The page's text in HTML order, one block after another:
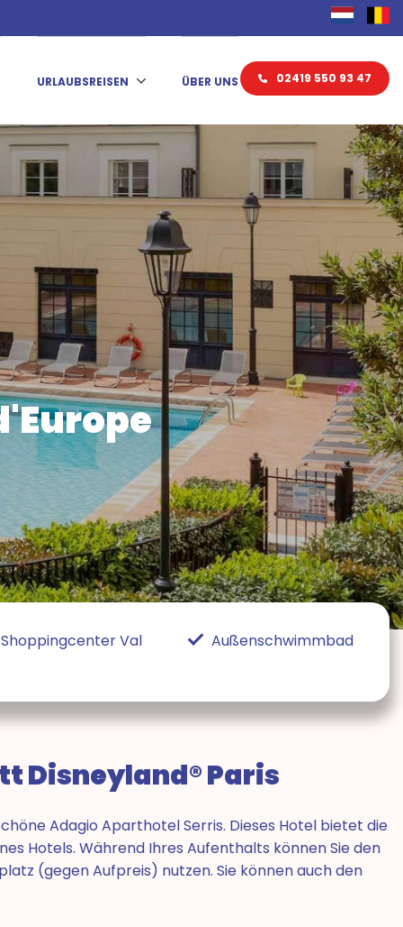
URLAUBSREISEN ÜBER UNS 02419 550 93 47
Val Außenschwimmbad
Disneyland® Paris
Adagio Aparthotel Serris. Dieses Hotel bietet die
Hotels. Während Ihres Aufenthalts können Sie den
(gegen Aufpreis) nutzen. Sie können auch den